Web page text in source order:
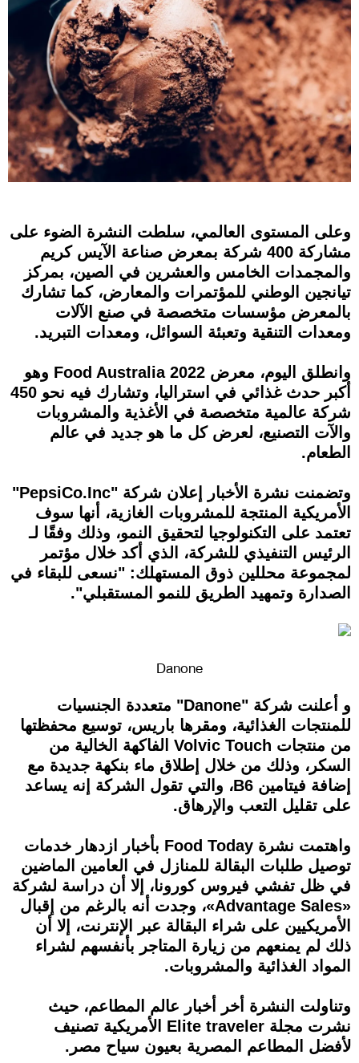
وعلى المستوى العالمي، سلطت النشرة الضوء على
مشاركة 400 شركة بمعرض صناعة الآيس كريم
والمجمدات الخامس والعشرين في الصين، بمركز
تيانجين الوطني للمؤتمرات والمعارض، كما تشارك
بالمعرض مؤسسات متخصصة في صنع الآلات
ومعدات التنقية وتعبئة السوائل، ومعدات التبريد.
وانطلق اليوم، معرض Food Australia 2022 وهو
أكبر حدث غذائي في استراليا، وتشارك فيه نحو 450
شركة عالمية متخصصة في الأغذية والمشروبات
والآت التصنيع، لعرض كل ما هو جديد في عالم
الطعام.
وتضمنت نشرة الأخبار إعلان شركة "PepsiCo.Inc"
الأمريكية المنتجة للمشروبات الغازية، أنها سوف
تعتمد على التكنولوجيا لتحقيق النمو، وذلك وفقًا لـ
الرئيس التنفيذي للشركة، الذي أكد خلال مؤتمر
لمجموعة محللين ذوق المستهلك: "نسعى للبقاء في
الصدارة وتمهيد الطريق للنمو المستقبلي".
Danone
و أعلنت شركة "Danone" متعددة الجنسيات
للمنتجات الغذائية، ومقرها باريس، توسيع محفظتها
من منتجات Volvic Touch الفاكهة الخالية من
السكر، وذلك من خلال إطلاق ماء بنكهة جديدة مع
إضافة فيتامين B6، والتي تقول الشركة إنه يساعد
على تقليل التعب والإرهاق.
واهتمت نشرة Food Today بأخبار ازدهار خدمات
توصيل طلبات البقالة للمنازل في العامين الماضين
في ظل تفشي فيروس كورونا، إلا أن دراسة لشركة
«Advantage Sales»، وجدت أنه بالرغم من إقبال
الأمريكيين على شراء البقالة عبر الإنترنت، إلا أن
ذلك لم يمنعهم من زيارة المتاجر بأنفسهم لشراء
المواد الغذائية والمشروبات.
وتناولت النشرة أخر أخبار عالم المطاعم، حيث
نشرت مجلة Elite traveler الأمريكية تصنيف
لأفضل المطاعم المصرية بعيون سياح مصر.